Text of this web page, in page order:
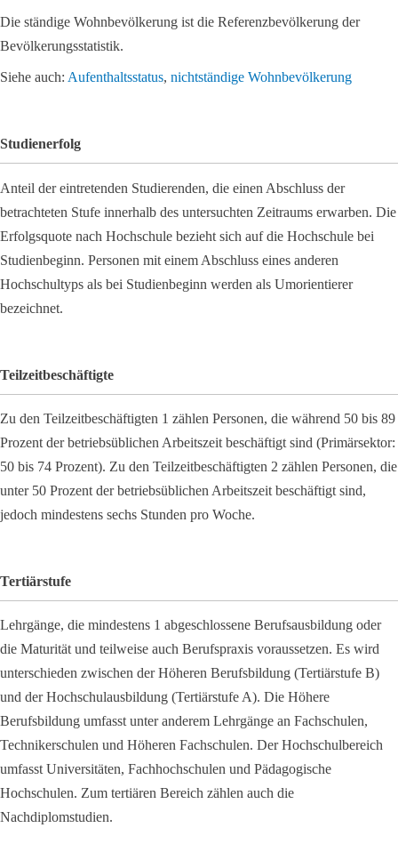
Die ständige Wohnbevölkerung ist die Referenzbevölkerung der
Bevölkerungsstatistik.
Siehe auch: Aufenthaltsstatus, nichtständige Wohnbevölkerung
Studienerfolg
Anteil der eintretenden Studierenden, die einen Abschluss der
betrachteten Stufe innerhalb des untersuchten Zeitraums erwarben. Die
Erfolgsquote nach Hochschule bezieht sich auf die Hochschule bei
Studienbeginn. Personen mit einem Abschluss eines anderen
Hochschultyps als bei Studienbeginn werden als Umorientierer
bezeichnet.
Teilzeitbeschäftigte
Zu den Teilzeitbeschäftigten 1 zählen Personen, die während 50 bis 89
Prozent der betriebsüblichen Arbeitszeit beschäftigt sind (Primärsektor:
50 bis 74 Prozent). Zu den Teilzeitbeschäftigten 2 zählen Personen, die
unter 50 Prozent der betriebsüblichen Arbeitszeit beschäftigt sind,
jedoch mindestens sechs Stunden pro Woche.
Tertiärstufe
Lehrgänge, die mindestens 1 abgeschlossene Berufsausbildung oder
die Maturität und teilweise auch Berufspraxis voraussetzen. Es wird
unterschieden zwischen der Höheren Berufsbildung (Tertiärstufe B)
und der Hochschulausbildung (Tertiärstufe A). Die Höhere
Berufsbildung umfasst unter anderem Lehrgänge an Fachschulen,
Technikerschulen und Höheren Fachschulen. Der Hochschulbereich
umfasst Universitäten, Fachhochschulen und Pädagogische
Hochschulen. Zum tertiären Bereich zählen auch die
Nachdiplomstudien.